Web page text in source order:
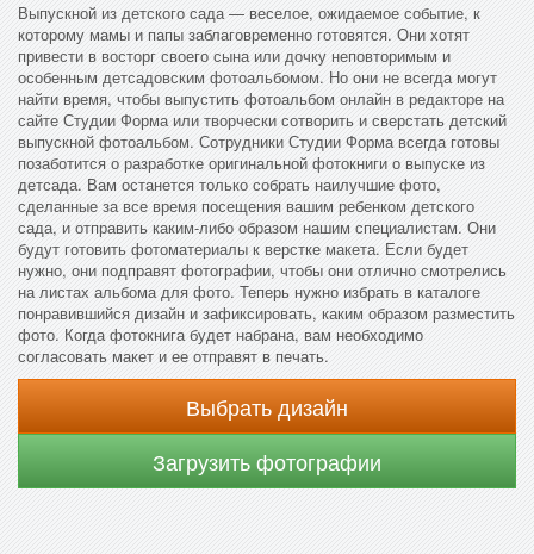
Выпускной из детского сада — веселое, ожидаемое событие, к
которому мамы и папы заблаговременно готовятся. Они хотят
привести в восторг своего сына или дочку неповторимым и
особенным детсадовским фотоальбомом. Но они не всегда могут
найти время, чтобы выпустить фотоальбом онлайн в редакторе на
сайте Студии Форма или творчески сотворить и сверстать детский
выпускной фотоальбом. Сотрудники Студии Форма всегда готовы
позаботится о разработке оригинальной фотокниги о выпуске из
детсада. Вам останется только собрать наилучшие фото,
сделанные за все время посещения вашим ребенком детского
сада, и отправить каким-либо образом нашим специалистам. Они
будут готовить фотоматериалы к верстке макета. Если будет
нужно, они подправят фотографии, чтобы они отлично смотрелись
на листах альбома для фото. Теперь нужно избрать в каталоге
понравившийся дизайн и зафиксировать, каким образом разместить
фото. Когда фотокнига будет набрана, вам необходимо
согласовать макет и ее отправят в печать.
Выбрать дизайн
Загрузить фотографии